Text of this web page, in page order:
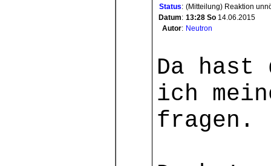
Status: (Mitteilung) Reaktion
Datum: 13:28 So 14.06.2015
Autor: Neutron
Da hast
ich
fragen.